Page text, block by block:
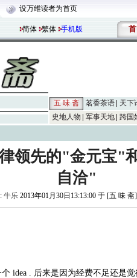
设万维读者为首页
简体 繁体 手机版 首
五 味 斋 茗香茶语
天下
史地人物
军事天地 跨国
领先的"金元宝"
自洽"
牛乐2013年01月30日13:13:00 于 [五 味
idea . 后来是因为经费不足还是